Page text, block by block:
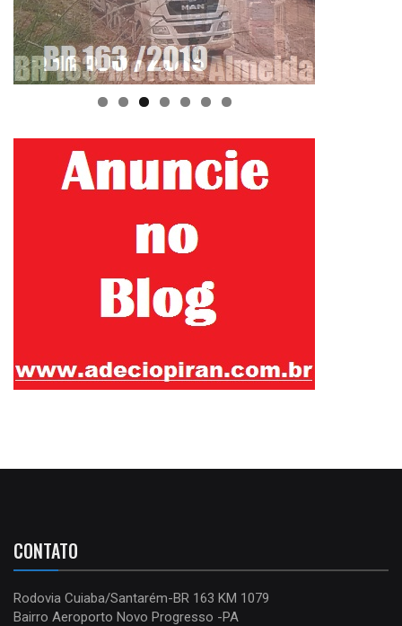
CONTATO
Rodovia Cuiaba/Santarém-BR 163 KM 1079
Bairro Aeroporto Novo Progresso -PA